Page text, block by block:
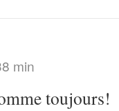
min
toujours!